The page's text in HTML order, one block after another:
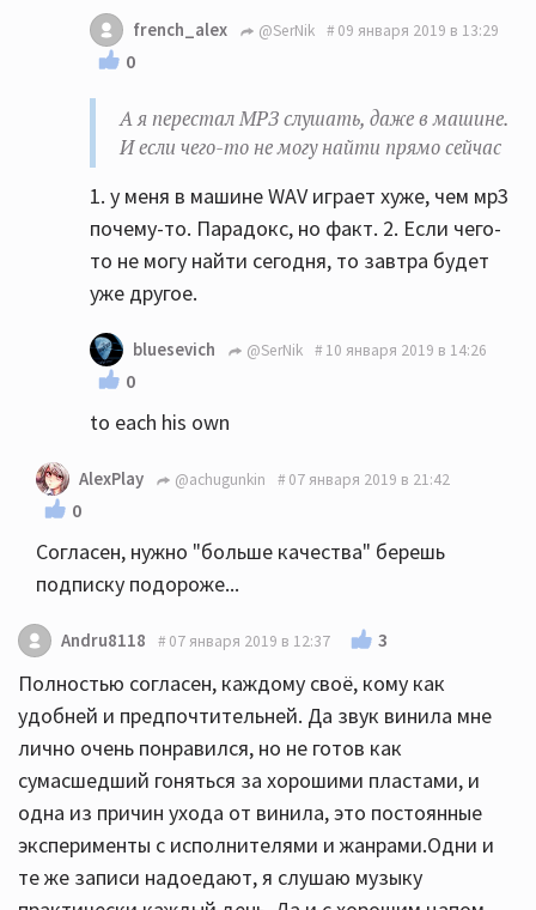
french_alex @SerNik 09 января 2019 в 13:29
0
А я перестал МРЗ слушать, даже в машине.
И если чего-то не могу найти прямо сейчас
1. у меня в машине WAV играет хуже, чем мр3
почему-то. Парадокс, но факт. 2. Если чего-
то не могу найти сегодня, то завтра будет
уже другое.
bluesevich @SerNik 10 января 2019 в 14:26
0
to each his own
AlexPlay @achugunkin 07 января 2019 в 21:42
0
Согласен, нужно "больше качества" берешь
подписку подороже...
Andru8118 07 января 2019 в 12:37 3
Полностью согласен, каждому своё, кому как
удобней и предпочтительней. Да звук винила мне
лично очень понравился, но не готов как
сумасшедший гоняться за хорошими пластами, и
одна из причин ухода от винила, это постоянные
эксперименты с исполнителями и жанрами.Одни и
те же записи надоедают, я слушаю музыку